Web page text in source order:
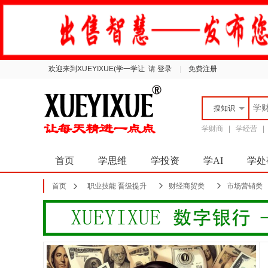
欢迎来到XUEYIXUE(学一学让 请 登录 免费注册
搜知识
学财商 学经营
首页 学思维 学投资 学AI 学处
首页 职业技能 晋级提升 财经商贸类 市场营销类